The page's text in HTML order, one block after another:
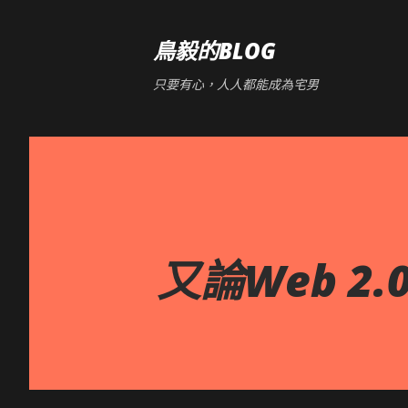
鳥毅的BLOG
只要有心，人人都能成為宅男
又論Web